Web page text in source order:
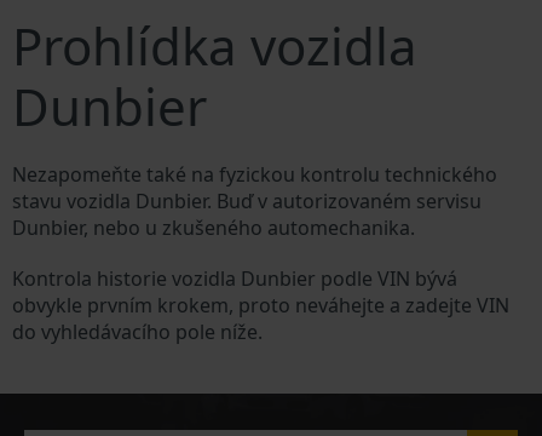
Prohlídka vozidla
Dunbier
Nezapomeňte také na fyzickou kontrolu technického
stavu vozidla Dunbier. Buď v autorizovaném servisu
Dunbier, nebo u zkušeného automechanika.
Kontrola historie vozidla Dunbier podle VIN bývá
obvykle prvním krokem, proto neváhejte a zadejte VIN
do vyhledávacího pole níže.